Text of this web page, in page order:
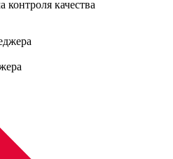
контроля качества